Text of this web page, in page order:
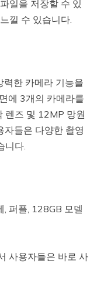
일을 저장할 수 있
낄 수 있습니다.
한 카메라 기능을
에 3개의 카메라를
렌즈 및 12MP 망원
자들은 다양한 촬영
니다.
퍼플, 128GB 모델
사용자들은 바로 사